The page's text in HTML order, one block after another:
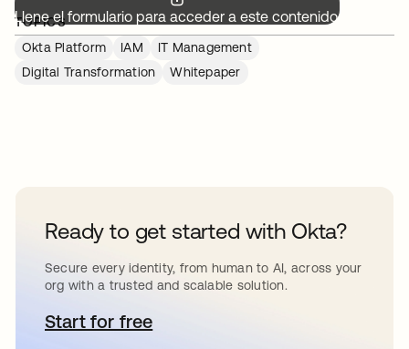
Llene el formulario para acceder a este contenido.
TOPICS
Okta Platform
IAM
IT Management
Digital Transformation
Whitepaper
Ready to get started with Okta?
Secure every identity, from human to AI, across your
org with a trusted and scalable solution.
Start for freese abre en una pestaña nueva